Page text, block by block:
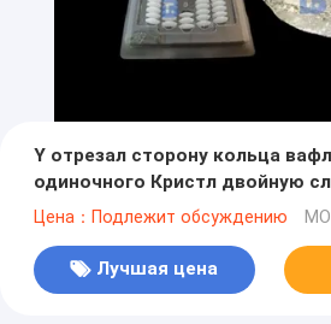
Y отрезал сторону кольца
одиночного Кристл двойную
воспринимать технологию
Цена：Подлежит обсуждению
Лучшая цена